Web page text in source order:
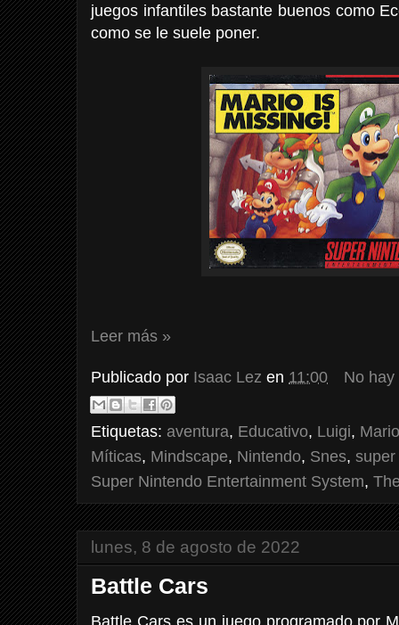
juegos infantiles bastante buenos como
como se le suele poner.
Leer más »
Publicado por Isaac Lez en 11:00 No
Etiquetas: aventura, Educativo, Luigi, Mario
Míticas, Mindscape, Nintendo, Snes,
Super Nintendo Entertainment System,
lunes, 8 de agosto de 2022
Battle Cars
Battle Cars es un juego programado por